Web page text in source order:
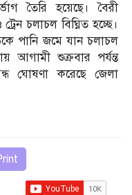
তৈরি হয়েছে। বৈরী
চলাচল বিঘ্নিত হচ্ছে।
পানি জমে যান চলাচল
আগামী শুক্রবার পর্যন্ত
ঘোষণা করেছে জেলা